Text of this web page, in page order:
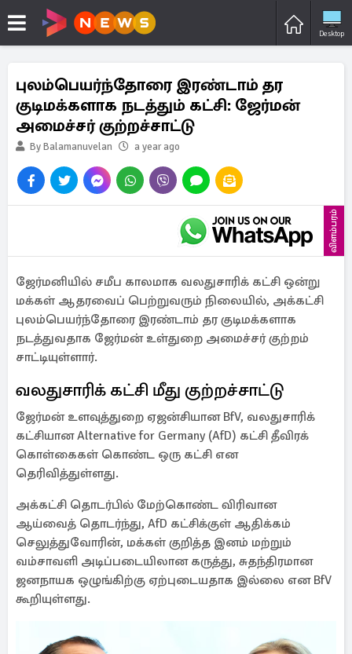
Desktop
புலம்பெயர்ந்தோரை இரண்டாம் தர
குடிமக்களாக நடத்தும் கட்சி: ஜேர்மன்
அமைச்சர் குற்றச்சாட்டு
By Balamanuvelan a year ago
விளம்பரம்
ஜேர்மனியில் சமீப காலமாக வலதுசாரிக் கட்சி ஒன்று
மக்கள் ஆதரவைப் பெற்றுவரும் நிலையில், அக்கட்சி
புலம்பெயர்ந்தோரை இரண்டாம் தர குடிமக்களாக
நடத்துவதாக ஜேர்மன் உள்துறை அமைச்சர் குற்றம்
சாட்டியுள்ளார்.
வலதுசாரிக் கட்சி மீது குற்றச்சாட்டு
ஜேர்மன் உளவுத்துறை ஏஜன்சியான BfV, வலதுசாரிக்
கட்சியான Alternative for Germany (AfD) கட்சி தீவிரக்
கொள்கைகள் கொண்ட ஒரு கட்சி என
தெரிவித்துள்ளது.
அக்கட்சி தொடர்பில் மேற்கொண்ட விரிவான
ஆய்வைத் தொடர்ந்து, AfD கட்சிக்குள் ஆதிக்கம்
செலுத்துவோரின், மக்கள் குறித்த இனம் மற்றும்
வம்சாவளி அடிப்படையிலான கருத்து, சுதந்திரமான
ஜனநாயக ஒழுங்கிற்கு ஏற்புடையதாக இல்லை என BfV
கூறியுள்ளது.